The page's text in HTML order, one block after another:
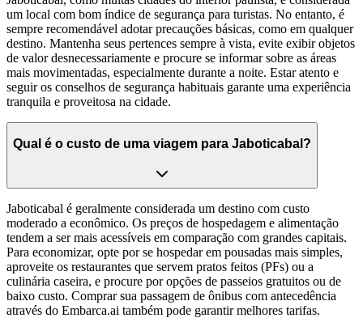
um local com bom índice de segurança para turistas. No entanto, é
sempre recomendável adotar precauções básicas, como em qualquer
destino. Mantenha seus pertences sempre à vista, evite exibir objetos
de valor desnecessariamente e procure se informar sobre as áreas
mais movimentadas, especialmente durante a noite. Estar atento e
seguir os conselhos de segurança habituais garante uma experiência
tranquila e proveitosa na cidade.
Qual é o custo de uma viagem para Jaboticabal?
Jaboticabal é geralmente considerada um destino com custo
moderado a econômico. Os preços de hospedagem e alimentação
tendem a ser mais acessíveis em comparação com grandes capitais.
Para economizar, opte por se hospedar em pousadas mais simples,
aproveite os restaurantes que servem pratos feitos (PFs) ou a
culinária caseira, e procure por opções de passeios gratuitos ou de
baixo custo. Comprar sua passagem de ônibus com antecedência
através do Embarca.ai também pode garantir melhores tarifas.